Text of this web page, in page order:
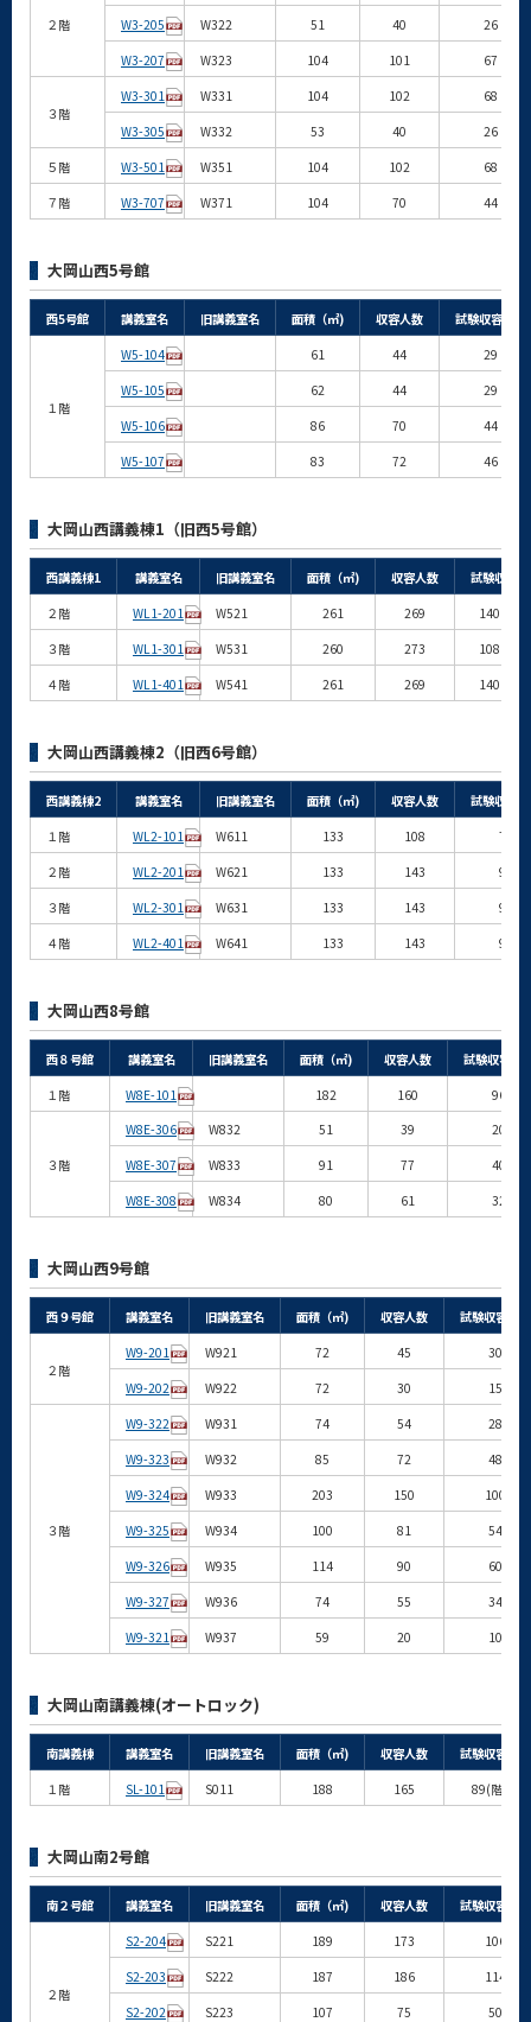
２階 W3-205 W322 51 40
26
W3-207
W323 104 101 67
３階
W3-301 W331 104 102
68
W3-305
W332 53 40
26
５階
W3-501 W351 104 102
68
７階
W3-707 W371 104 70 44
大岡山西5号館
西5号館 講義室名 旧講義室名 面積（㎡) 収容人数 試験収容人数
１階
W5-104 61 44
29
W5-105
62 44
29
W5-106
86 70
44
W5-107
83 72 46
大岡山西講義棟1（旧西5号館）
西講義棟1 講義室名 旧講義室名 面積（㎡) 収容人数
試験収容
２階
WL1-201 W521 261 269
140(階
３階
WL1-301 W531 260 273
108(階
４階
WL1-401 W541 261 269 140(階
大岡山西講義棟2（旧西6号館）
西講義棟2 講義室名 旧講義室名 面積（㎡) 収容人数
試験収容
１階
WL2-101 W611 133 108
72
２階
WL2-201 W621 133 143
91
３階
WL2-301 W631 133 143
91
４階
WL2-401 W641 133 143 91
大岡山西8号館
西８号館 講義室名 旧講義室名 面積（㎡) 収容人数
試験収容人
１階
W8E-101 182 160 96
３階
W8E-306 W832 51 39
20
W8E-307
W833 91 77
40
W8E-308
W834 80 61 32
大岡山西9号館
西９号館 講義室名 旧講義室名 面積（㎡) 収容人数 試験収容人数
２階
W9-201 W921 72 45
30
W9-202
W922 72 30 15
３階
W9-322 W931 74 54
28
W9-323
W932 85 72
48
W9-324
W933 203 150
100
W9-325
W934 100 81
54
W9-326
W935 114 90
60
W9-327
W936 74 55
34
W9-321
W937 59 20 10
大岡山南講義棟(オートロック)
南講義棟 講義室名 旧講義室名 面積（㎡) 収容人数
試験収容人数
１階
SL-101 S011 188 165 89(階段)
大岡山南2号館
南２号館 講義室名 旧講義室名 面積（㎡) 収容人数 試験収容人数
２階
S2-204 S221 189 173
106
S2-203
S222 187 186
114
S2-202
S223 107 75
50